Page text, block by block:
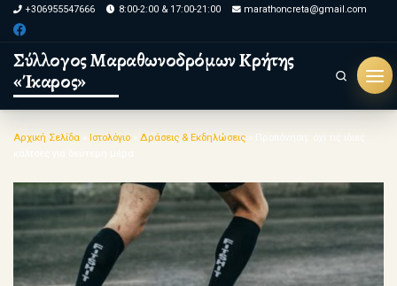
Skip to content
+306955547666 8:00-2:00 & 17:00-21:00 marathoncreta@gmail.com
Σύλλογος Μαραθωνοδρόμων Κρήτης
«Ίκαρος»
Search
Αρχική Σελίδα Ιστολόγιο Δράσεις & Εκδηλώσεις